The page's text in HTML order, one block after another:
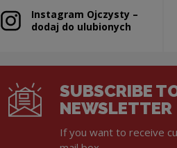
Instagram Ojczysty –
dodaj do ulubionych
Note, the link will open in a new
SUBSCRIBE
NEWSLETTER
If you want to receive